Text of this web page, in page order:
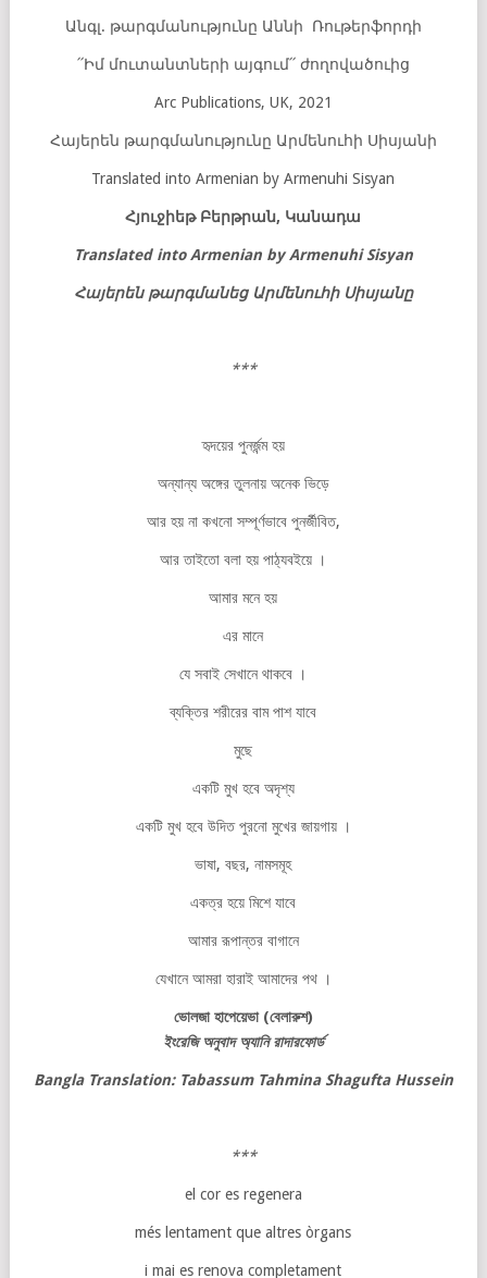
Անգլ. թարգմանությունը Աննի Ռութերֆորդի
՛՛Իմ մուտանտների այգում՛՛ ժողովածուից
Arc Publications, UK, 2021
Հայերեն թարգմանությունը Արմենուհի Սիսյանի
Translated into Armenian by Armenuhi Sisyan
Հյուջիեթ Բերթրան, Կանադա
Translatedinto Armenian by Armenuhi Sisyan
Հայերեն թարգմանեց Արմենուհի Սիսյանը
***
হৃদয়ের পুনর্জন্ম হয়
অন্যান্য অঙ্গের তুলনায় অনেক ভিড়ে
আর হয় না কখনো সম্পূর্ণভাবে পুনর্জীবিত,
আর তাইতো বলা হয় পাঠ্যবইয়ে ।
আমার মনে হয়
এর মানে
যে সবাই সেখানে থাকবে ।
ব্যক্তির শরীরের বাম পাশ যাবে
মুছে
একটি মুখ হবে অদৃশ্য
একটি মুখ হবে উদিত পুরনো মুখের জায়গায় ।
ভাষা, বছর, নামসমূহ
একত্র হয়ে মিশে যাবে
আমার রূপান্তর বাগানে
যেখানে আমরা হারাই আমাদের পথ ।
ভোলজা হাপেয়েভা(বেলারুশ)
ইংরেজি অনুবাদ অ্যানি রাদারফোর্ড
Bangla Translation: Tabassum Tahmina Shagufta Hussein
***
el cor es regenera
més lentament que altres òrgans
i mai es renova completament